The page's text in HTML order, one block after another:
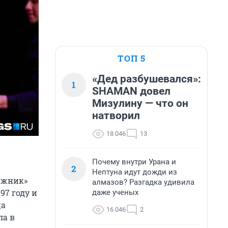
году и
в
ТОП 5
1
«Дед разбушевался»:
SHAMAN довел
Мизулину — что он
натворил
18 046 13
2
Почему внутри Урана и
Нептуна идут дожди из
алмазов? Разгадка удивила
даже ученых
16 046 2